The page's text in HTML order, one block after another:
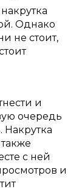
Однако
не стоит,
и
очередь
Накрутка
с ней
и